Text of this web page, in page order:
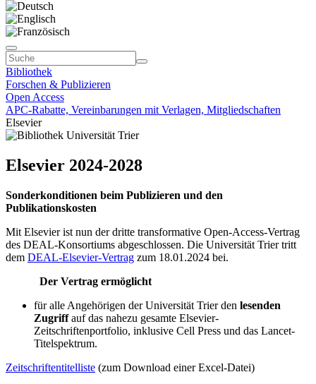
Bibliothek
Forschen & Publizieren
Open Access
APC-Rabatte, Vereinbarungen mit Verlagen, Mitgliedschaften
Elsevier
Elsevier 2024-2028
Sonderkonditionen beim Publizieren und den
Publikationskosten
Mit Elsevier ist nun der dritte transformative Open-Access-Vertrag
des DEAL-Konsortiums abgeschlossen. Die Universität Trier tritt
dem DEAL-Elsevier-Vertrag zum 18.01.2024 bei.
Der Vertrag ermöglicht
für alle Angehörigen der Universität Trier den lesenden
Zugriffauf das nahezu gesamte Elsevier-
Zeitschriftenportfolio, inklusive Cell Press und das Lancet-
Titelspektrum.
Zeitschriftentitelliste (zum Download einer Excel-Datei)